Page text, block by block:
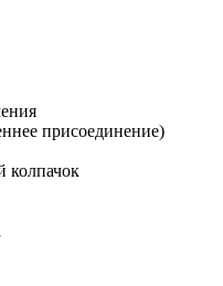
присоединение)
колпачок